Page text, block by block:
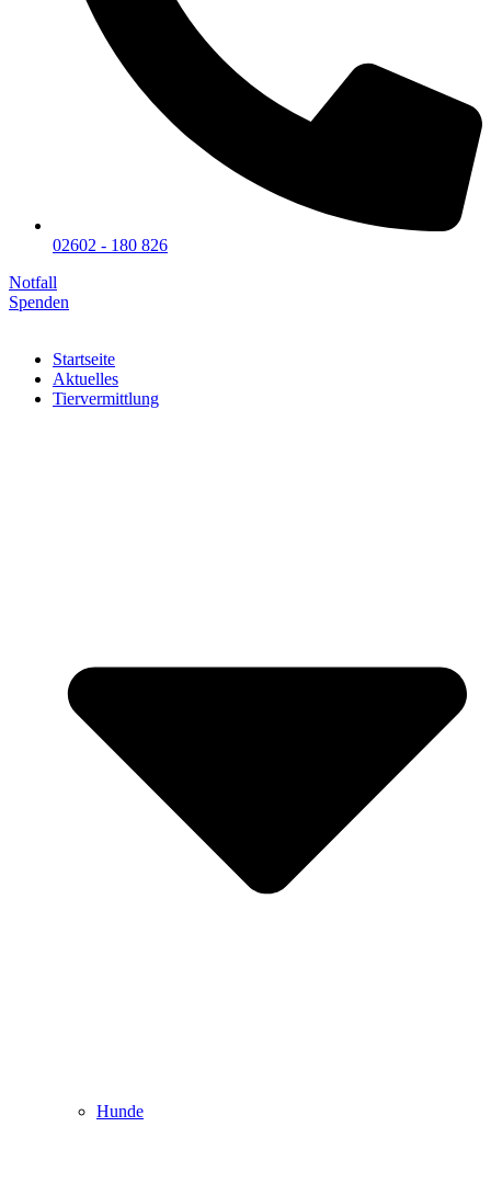
02602 - 180 826
Notfall
Spenden
Startseite
Aktuelles
Tiervermittlung
Hunde